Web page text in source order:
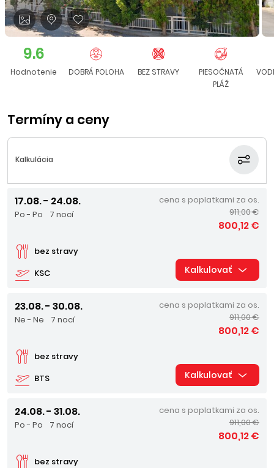
9.6
Hodnotenie DOBRÁ POLOHA BEZ STRAVY
PIESOČNATÁ
PLÁŽ
Termíny a ceny
Kalkulácia
17.08. - 24.08.
Po - Po 7 nocí
KSC
bez stravy
cena s poplatkami za os.
911,00 €
800,12 €
Kalkulovať
23.08. - 30.08.
Ne - Ne 7 nocí
BTS
bez stravy
cena s poplatkami za os.
911,00 €
800,12 €
Kalkulovať
24.08. - 31.08.
Po - Po 7 nocí
bez stravy
cena s poplatkami za os.
911,00 €
800,12 €